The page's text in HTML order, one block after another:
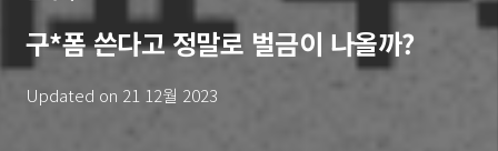
구*폼 쓴다고 정말로 벌금이 나올까?
Updated on 21 12월 2023